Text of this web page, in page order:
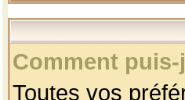
Comment
Toutes vos